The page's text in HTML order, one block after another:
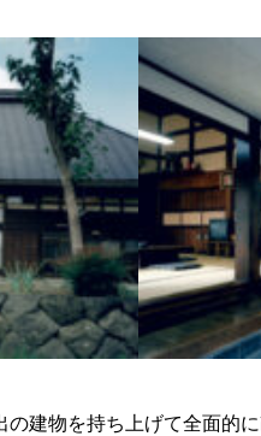
の建物を持ち上げて全面的